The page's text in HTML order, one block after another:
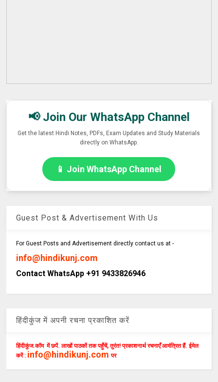
📢 Join Our WhatsApp Channel
Get the latest Hindi Notes, PDFs, Exam Updates and Study Materials
directly on WhatsApp.
📱 Join WhatsApp Channel
Guest Post & Advertisement With Us
For Guest Posts and Advertisement directly contact us at -
info@hindikunj.com
Contact WhatsApp +91 9433826946
हिंदीकुंज में अपनी रचना प्रकाशित करें
हिंदीकुंज.कॉम में छपें. लाखों पाठकों तक पहुँचें, तुरंत! प्रकाशनार्थ रचनाएँ आमंत्रित हैं. ईमेल
करें : info@hindikunj.com पर